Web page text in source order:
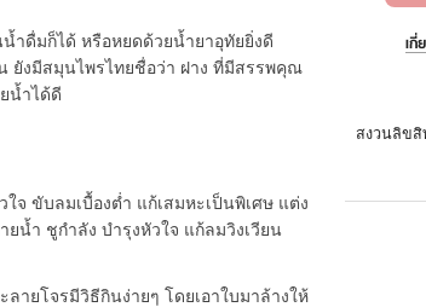
ำดื่มก็ได้ หรือหยดด้วยน้ำยาอุทัยยิ่งดี
ยังมีสมุนไพรไทยชื่อว่า ฝาง ที่มีสรรพคุณ
น้ำได้ดี
จ ขับลมเบื้องต่ำ แก้เสมหะเป็นพิเศษ แต่ง
น้ำ ชูกำลัง บำรุงหัวใจ แก้ลมวิงเวียน
ายโจรมีวิธีกินง่ายๆ โดยเอาใบมาล้างให้
เกี่
สงวนลิข